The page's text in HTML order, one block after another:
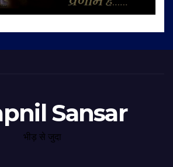
Sansar
भीड़ से जुदा